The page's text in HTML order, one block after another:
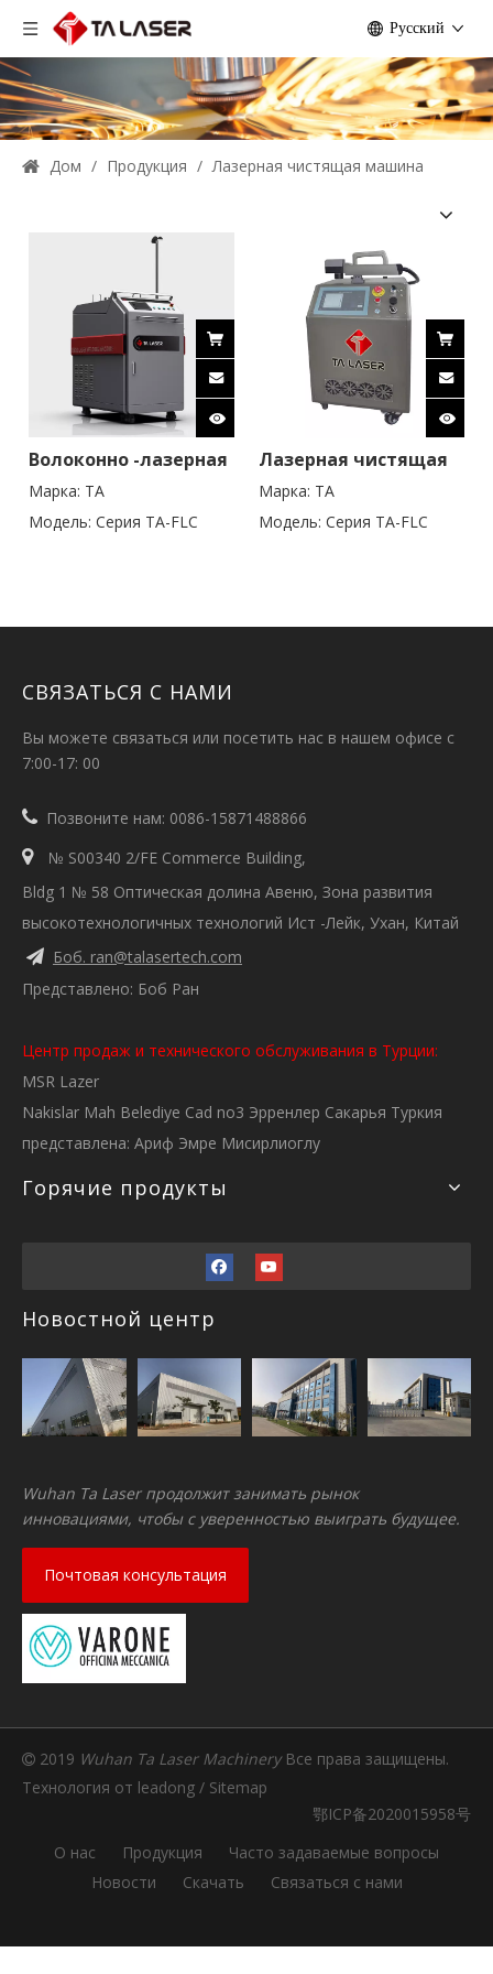
Pусский
Дом / Продукция / Лазерная чистящая машина
Волоконно -лазерная
очистка
Марка: TA
Модель: Серия TA-FLC
Лазерная чистящая
машина
Марка: TA
Модель: Серия TA-FLC
СВЯЗАТЬСЯ С НАМИ
Вы можете связаться или посетить нас в нашем офисе с
7:00-17: 00
 Позвоните нам: 0086-15871488866

№ S00340 2/FE Commerce Building,
Bldg 1 № 58 Оптическая долина Авеню, Зона развития
высокотехнологичных технологий Ист -Лейк, Ухан, Китай

Боб. ran@talasertech.com
Представлено: Боб Ран
Центр продаж и технического обслуживания в Турции:
MSR Lazer
Nakislar Mah Belediye Cad no3 Эрренлер Сакарья Туркия
представлена: Ариф Эмре Мисирлиоглу
Горячие продукты
Новостной центр
Wuhan Ta Laser продолжит занимать рынок
инновациями, чтобы с уверенностью выиграть будущее.
Почтовая консультация
 2019 Wuhan Ta Laser Machinery Все права защищены.
Технология от leadong / Sitemap
鄂ICP备2020015958号
О нас
Продукция
Часто задаваемые вопросы
Новости
Скачать Связаться с нами